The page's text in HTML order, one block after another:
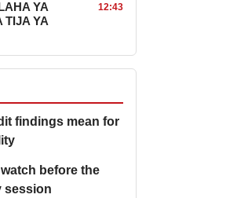
YA
TIJA YA
12:43
findings mean for
before the
session